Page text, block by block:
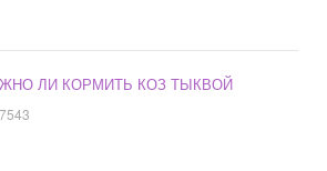
ЛИ КОРМИТЬ КОЗ ТЫКВОЙ